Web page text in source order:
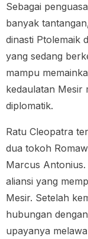
Sebagai
banyak
dinasti Ptolemaik
yang sedang
mampu
kedaulatan Mesir
diplomatik.
Ratu Cleopatra
dua tokoh
Marcus Antonius.
aliansi yang
Mesir. Setelah
hubungan
upayanya